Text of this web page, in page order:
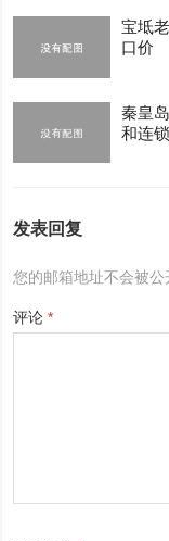
宝坻
口价
秦皇
和连
发表回复
您的邮箱地址不会被公
评论*